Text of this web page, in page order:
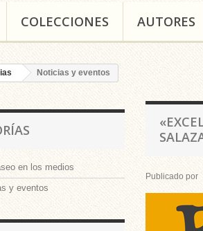
COLECCIONES AUTORES
Noticias y eventos
en los medios
y eventos
Publicado por